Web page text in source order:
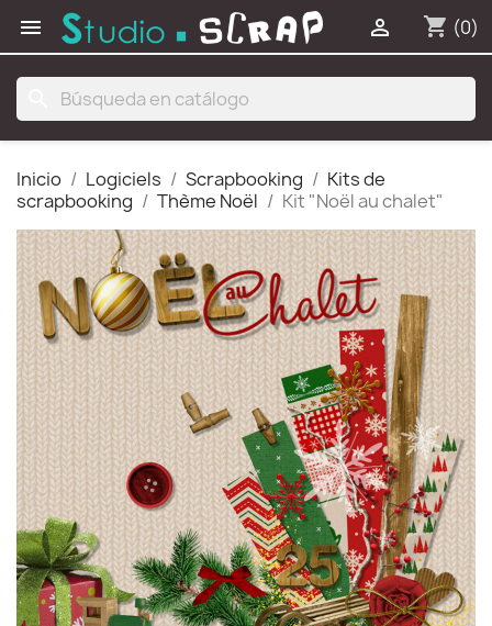
 shopping_cart (0)

Inicio Logiciels Scrapbooking
Kits de
scrapbooking
Thème Noël Kit "Noël au chalet"